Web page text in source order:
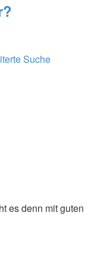
Suche
es denn mit guten